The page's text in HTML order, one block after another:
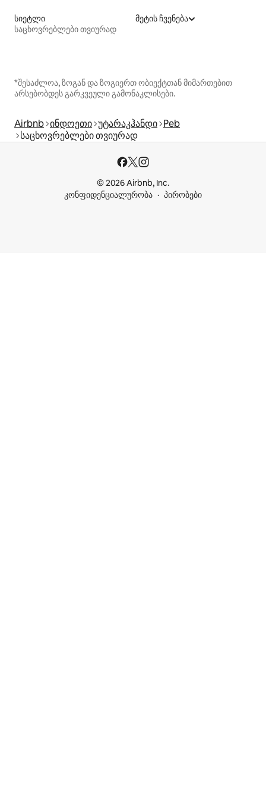
სიეტლი
საცხოვრებლები თვიურად
მეტის ჩვენება
*შესაძლოა, ზოგან და ზოგიერთ ობიექტთან მიმართებით
არსებობდეს გარკვეული გამონაკლისები.
Airbnb ინდოეთი უტარაკჰანდი Peb
საცხოვრებლები თვიურად
© 2026 Airbnb, Inc.
კონფიდენციალურობა
პირობები